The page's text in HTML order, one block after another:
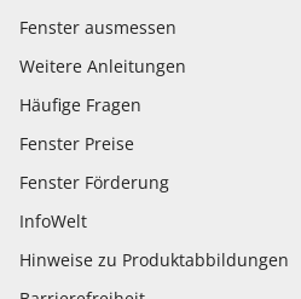
Fenster ausmessen
Weitere Anleitungen
Häufige Fragen
Fenster Preise
Fenster Förderung
InfoWelt
Hinweise zu Produktabbildungen